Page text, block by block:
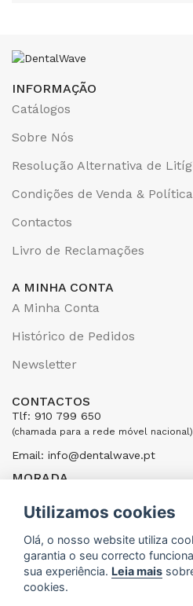
INFORMAÇÃO
Catálogos
Sobre Nós
Resolução Alternativa de
Condições de Venda &
Contactos
Livro de Reclamações
A MINHA CONTA
A Minha Conta
Histórico de Pedidos
Newsletter
CONTACTOS
Tlf: 910 799 650
(chamada para a rede móvel nacional)
Email: info@dentalwave.pt
MORADA
Portugal
ENVIAR UMA
Utilizamos cookies
Olá, o nosso website utiliza
garantia o seu correcto
sua experiência. Leia mais
cookies.